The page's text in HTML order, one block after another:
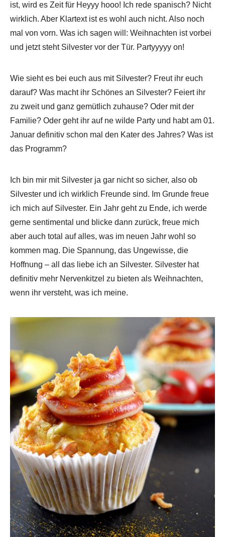
ist, wird es Zeit für Heyyy hooo! Ich rede spanisch? Nicht
wirklich. Aber Klartext ist es wohl auch nicht. Also noch
mal von vorn. Was ich sagen will: Weihnachten ist vorbei
und jetzt steht Silvester vor der Tür. Partyyyyy on!
Wie sieht es bei euch aus mit Silvester? Freut ihr euch
darauf? Was macht ihr Schönes an Silvester? Feiert ihr
zu zweit und ganz gemütlich zuhause? Oder mit der
Familie? Oder geht ihr auf ne wilde Party und habt am 01.
Januar definitiv schon mal den Kater des Jahres? Was ist
das Programm?
Ich bin mir mit Silvester ja gar nicht so sicher, also ob
Silvester und ich wirklich Freunde sind. Im Grunde freue
ich mich auf Silvester. Ein Jahr geht zu Ende, ich werde
gerne sentimental und blicke dann zurück, freue mich
aber auch total auf alles, was im neuen Jahr wohl so
kommen mag. Die Spannung, das Ungewisse, die
Hoffnung – all das liebe ich an Silvester. Silvester hat
definitiv mehr Nervenkitzel zu bieten als Weihnachten,
wenn ihr versteht, was ich meine.